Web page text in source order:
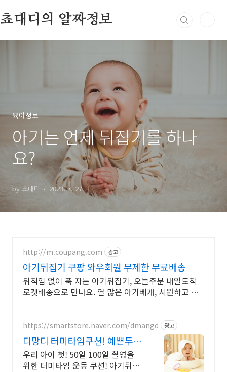
쵸대디의 알짜정보
육아정보
아기는 언제 뒤집기를 하나
요?
by 쵸대디 2023. 7. 27.
http://m.coupang.com 광고
아기뒤집기 쿠팡 와우회원 무제한 무료배송
뒤척임 없이 푹 자는 아기뒤집기, 오늘주문 내일도착
로켓배송으로 만나요. 열 많은 아기베개, 시원하고 부
https://smartstore.naver.com/dmangd 광고
디망디 터미타임쿠션! 예쁜두
상! 오감발달! 쿠션
우리 아이 첫! 50일 100일 촬영을
위한 터미타임 운동 쿠션! 아기뒤집